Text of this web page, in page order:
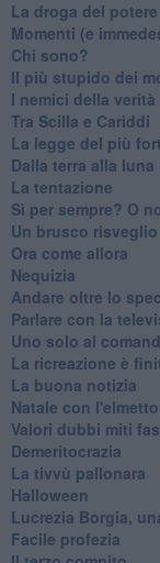
La droga del potere
Momenti (e
Chi sono?
Il più stupido dei
I nemici della verità
Tra Scilla e Cariddi
La legge del più
Dalla terra alla luna
La tentazione
​Sì per sempre? O
Un brusco risveglio
Ora come allora
Nequizia
Andare oltre lo
Parlare con la
Uno solo al
La ricreazione è
La buona notizia
Natale con l'elmetto
Valori dubbi miti
Demeritocrazia
La tivvù pallonara
Halloween
​Lucrezia Borgia,
Facile profezia